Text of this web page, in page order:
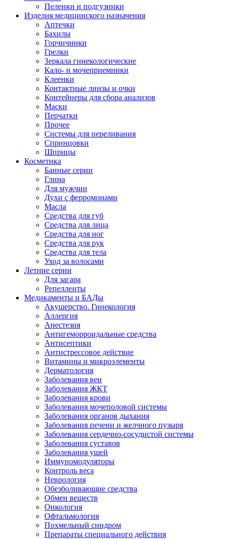
Пеленки и подгузники
Изделия медицинского назначения
Аптечки
Бахилы
Горчичники
Грелки
Зеркала гинекологические
Кало- и мочеприемники
Клеенки
Контактные линзы и очки
Контейнеры для сбора анализов
Маски
Перчатки
Прочее
Системы для переливания
Спринцовки
Шприцы
Косметика
Банные серии
Глина
Для мужчин
Духи с ферромонами
Масла
Средства для губ
Средства для лица
Средства для ног
Средства для рук
Средства для тела
Уход за волосами
Летние серии
Для загара
Репелленты
Медикаменты и БАДы
Акушерство. Гинекология
Аллергия
Анестезия
Антигеморроидальные средства
Антисептики
Антистрессовое действие
Витамины и микроэлементы
Дерматология
Заболевания вен
Заболевания ЖКТ
Заболевания крови
Заболевания мочеполовой системы
Заболевания органов дыхания
Заболевания печени и желчного пузыря
Заболевания сердечно-сосудистой системы
Заболевания суставов
Заболевания ушей
Иммуномодуляторы
Контроль веса
Неврология
Обезболивающие средства
Обмен веществ
Онкология
Офтальмология
Похмельный синдром
Препараты специального действия